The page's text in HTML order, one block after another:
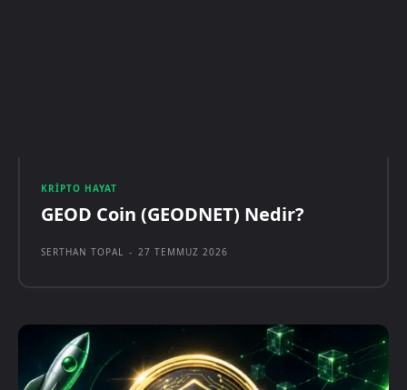
KRIPTO HAYAT
GEOD Coin (GEODNET) Nedir?
SERTHAN TOPAL - 27 TEMMUZ 2026